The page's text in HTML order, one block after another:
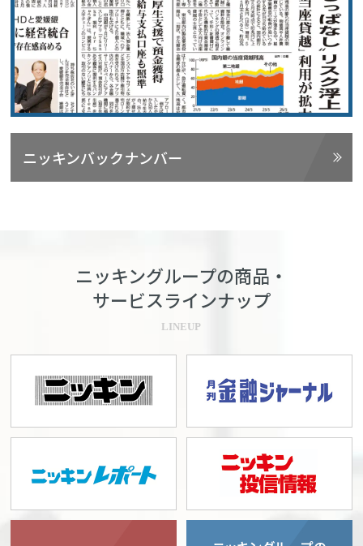
ニッキンバックナンバー
ニッキングループの商品・
サービスラインナップ
LINEUP